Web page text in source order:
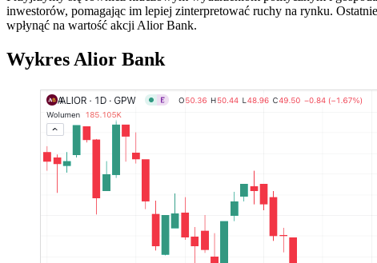
inwestorów, pomagając im lepiej zinterpretować ruchy na rynku.
wpłynąć na wartość akcji Alior Bank.
Wykres Alior Bank